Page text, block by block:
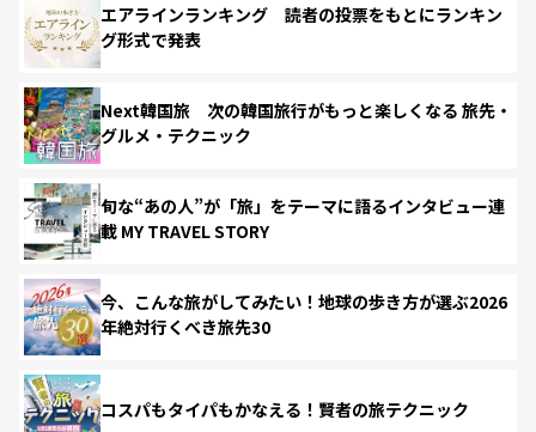
エアラインランキング 読者の投票をもとにランキン
グ形式で発表
Next韓国旅 次の韓国旅行がもっと楽しくなる 旅先・
グルメ・テクニック
旬な“あの人”が「旅」をテーマに語るインタビュー連
載 MY TRAVEL STORY
今、こんな旅がしてみたい！地球の歩き方が選ぶ2026
年絶対行くべき旅先30
コスパもタイパもかなえる！賢者の旅テクニック